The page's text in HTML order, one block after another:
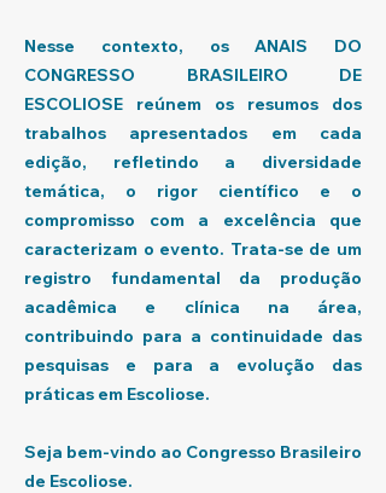
Nesse contexto, os ANAIS DO
CONGRESSO BRASILEIRO DE
ESCOLIOSE reúnem os resumos dos
trabalhos apresentados em cada
edição, refletindo a diversidade
temática, o rigor científico e o
compromisso com a excelência que
caracterizam o evento. Trata-se de um
registro fundamental da produção
acadêmica e clínica na área,
contribuindo para a continuidade das
pesquisas e para a evolução das
práticas em Escoliose.
Seja bem-vindo ao Congresso Brasileiro
de Escoliose.